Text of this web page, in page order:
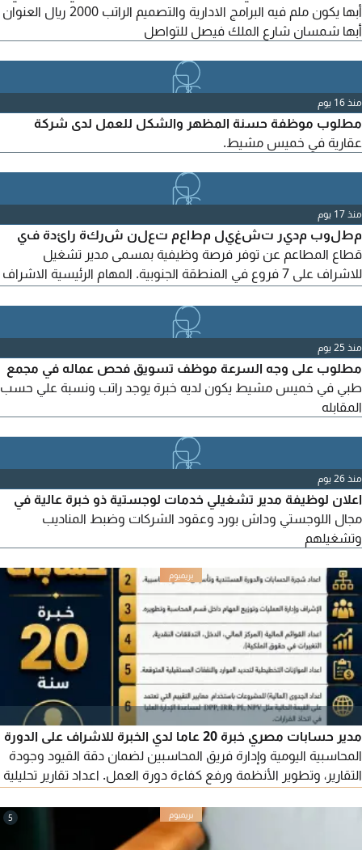
أبها يكون ملم فيه البرامج الادارية والتصميم الراتب 2000 ريال العنوان
أبها شمسان شارع الملك فيصل للتواصل
منذ 16 يوم
مطلوب موظفة حسنة المظهر والشكل للعمل لدى شركة
عقارية في خميس مشيط.
منذ 17 يوم
مطلوب مدير تشغيل مطاعم تعلن شركة رائدة في
قطاع المطاعم عن توفر فرصة وظيفية بمسمى مدير تشغيل
للاشراف على 7 فروع في المنطقة الجنوبية. المهام الرئيسية الاشراف
وتحقيق المستهدفات التشغيلية والمالية. رفع مستوى جودة
المنتجات والخدمة وتجربة العملاء. إدارة وتطوير مدراء الفروع والكوادر
التشغيلية. ضبط تكاليف التشغيل (Food Cost - Labor
منذ 25 يوم
مطلوب على وجه السرعة موظف تسويق فحص عماله في مجمع
طبي في خميس مشيط يكون لديه خبرة يوجد راتب ونسبة علي حسب
المقابله
منذ 26 يوم
اعلان لوظيفة مدير تشغيلي خدمات لوجستية ذو خبرة عالية في
مجال اللوجستي وداش بورد وعقود الشركات وضبط المناديب
وتشغيلهم
مدير حسابات مصري خبرة 20 عاما لدي الخبرة للاشراف على الدورة
المحاسبية اليومية وإدارة فريق المحاسبين لضمان دقة القيود وجودة
التقارير، وتطوير الأنظمة ورفع كفاءة دورة العمل. اعداد تقارير تحليلية
مالية للتوقعات والتدفقات النقدية، واعداد الموازنات التخطيطية
ومتابعة السيولة والالتزامات قصيرة الاجل، وتقديم توصيات لتحسين
5